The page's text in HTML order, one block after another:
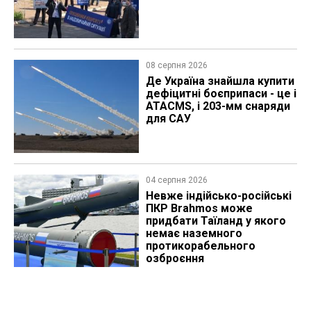
08 серпня 2026
Де Україна знайшла купити
дефіцитні боєприпаси - це і
ATACMS, і 203-мм снаряди
для САУ
04 серпня 2026
Невже індійсько-російські
ПКР Brahmos може
придбати Таїланд у якого
немає наземного
протикорабельного
озброєння